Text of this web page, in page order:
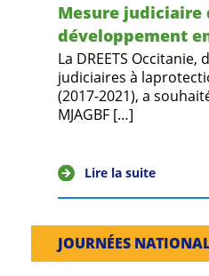
Mesure judiciaire
développement
La DREETS
judiciaires à
(2017-2021), a
MJAGBF […]
Lire la suite
JOURNÉES